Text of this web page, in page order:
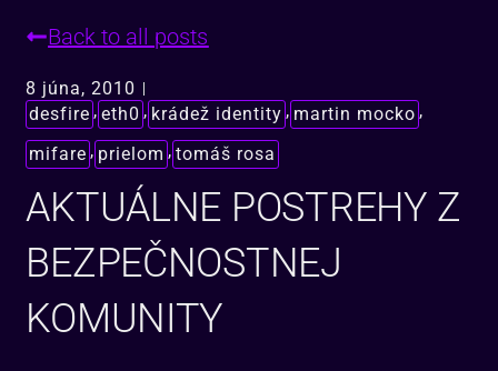
Back to all posts
8 júna, 2010
desfire ,eth0 ,krádež identity ,martin mocko ,
mifare ,prielom ,tomáš rosa
AKTUÁLNE POSTREHY Z
BEZPEČNOSTNEJ
KOMUNITY